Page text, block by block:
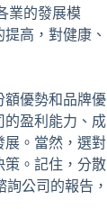
業的發展模
高，對健康、
額優勢和品牌優
的盈利能力、成
展。當然，選對
策。記住，分散
公司的報告，